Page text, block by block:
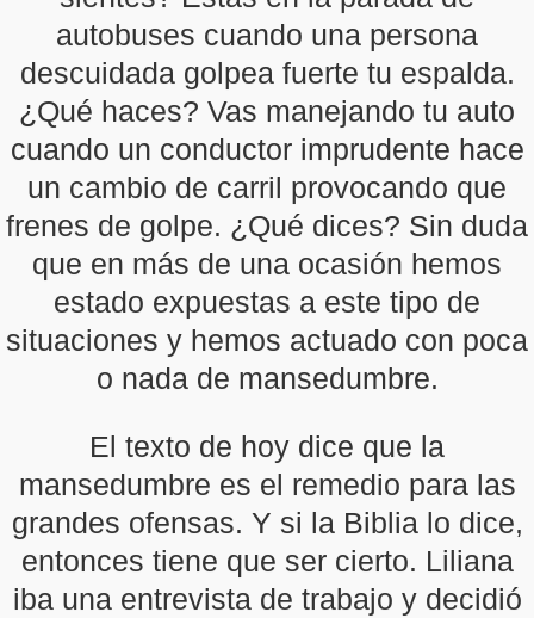
autobuses cuando una persona
descuidada golpea fuerte tu espalda.
¿Qué haces? Vas manejando tu auto
cuando un conductor imprudente hace
un cambio de carril provocando que
frenes de golpe. ¿Qué dices? Sin duda
que en más de una ocasión hemos
estado expuestas a este tipo de
situaciones y hemos actuado con poca
o nada de mansedumbre.
El texto de hoy dice que la
mansedumbre es el remedio para las
grandes ofensas. Y si la Biblia lo dice,
entonces tiene que ser cierto. Liliana
iba una entrevista de trabajo y decidió